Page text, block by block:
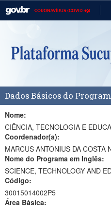
CORONAVÍRUS (COVID-19)
Casa Civil
Ministério da Defesa
Ministério da Economia
Ministério da Infraestrutura
Ministério da Agricultura, Pecuária e
Ministério da Educação
Ministério da Cidadania
Ministério da Saúde
Dados Básicos do
Nome:
CIÊNCIA, TECNOLOGIA E
Coordenador(a):
MARCUS ANTONIUS DA COSTA
Nome do Programa em Inglês:
SCIENCE, TECHNOLOGY AND
Código:
30015014002P5
Área Básica: